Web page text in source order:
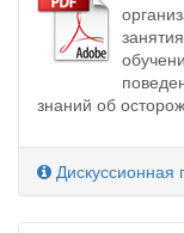
знаний об
Дискуссионная